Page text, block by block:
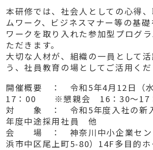
本研修では、社会人としての心得
ムワーク、ビジネスマナー等の基
ワークを取り入れた参加型プログ
ただきます。
大切な人材が、組織の一員として
う、社員教育の場としてご活用くだ
開催概要 ： 令和5年4月12日（
17：00 ※懇親会 16：30～17
対 象 ： 令和5年度入社の新入
年度中途採用社員 他
会 場 ： 神奈川中小企業セン
浜市中区尾上町5-80）14F多目的ホ